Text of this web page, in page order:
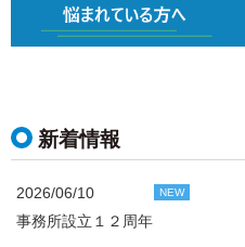
新着情報
2026/06/10 NEW
事務所設立１２周年